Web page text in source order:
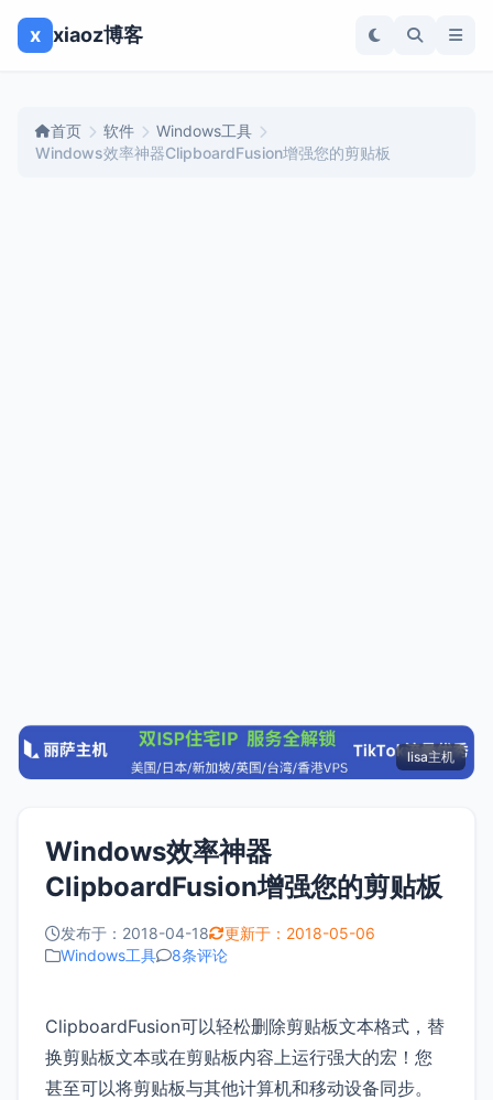
x xiaoz博客
首页 软件
Windows工具
Windows效率神器ClipboardFusion增强您的剪贴板
lisa主机
Windows效率神器
ClipboardFusion增强您的剪贴板
发布于：2018-04-18
更新于：2018-05-06
Windows工具
8条评论
ClipboardFusion可以轻松删除剪贴板文本格式，替
换剪贴板文本或在剪贴板内容上运行强大的宏！您
甚至可以将剪贴板与其他计算机和移动设备同步。